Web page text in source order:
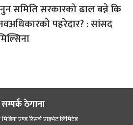
समिति सरकारको ढाल बन्ने कि
पहरेदार? : सांसद
सम्पर्क ठेगाना
एण्ड रिसर्च प्राइभेट लिमिटेड